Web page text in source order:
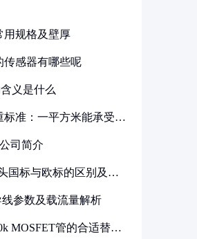
用规格及壁厚
传感器有哪些呢
义是什么
标准：一平方米能承受多
司简介
国标与欧标的区别及其
线参数及载流量解析
MOSFET管的合适替代